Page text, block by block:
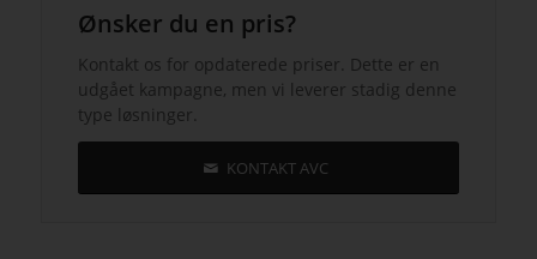
Ønsker du en pris?
Kontakt os for opdaterede priser. Dette er en
udgået kampagne, men vi leverer stadig denne
type løsninger.
KONTAKT AVC